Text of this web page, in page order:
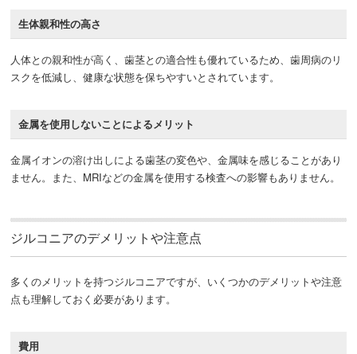
生体親和性の高さ
人体との親和性が高く、歯茎との適合性も優れているため、歯周病のリ
スクを低減し、健康な状態を保ちやすいとされています。
金属を使用しないことによるメリット
金属イオンの溶け出しによる歯茎の変色や、金属味を感じることがあり
ません。また、MRIなどの金属を使用する検査への影響もありません。
ジルコニアのデメリットや注意点
多くのメリットを持つジルコニアですが、いくつかのデメリットや注意
点も理解しておく必要があります。
費用